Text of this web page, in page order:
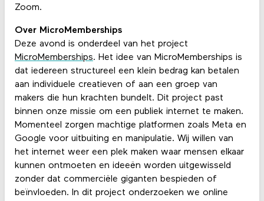
Zoom.
Over MicroMemberships
Deze avond is onderdeel van het project
MicroMemberships. Het idee van MicroMemberships is
dat iedereen structureel een klein bedrag kan betalen
aan individuele creatieven of aan een groep van
makers die hun krachten bundelt. Dit project past
binnen onze missie om een publiek internet te maken.
Momenteel zorgen machtige platformen zoals Meta en
Google voor uitbuiting en manipulatie. Wij willen van
het internet weer een plek maken waar mensen elkaar
kunnen ontmoeten en ideeën worden uitgewisseld
zonder dat commerciële giganten bespieden of
beïnvloeden. In dit project onderzoeken we online